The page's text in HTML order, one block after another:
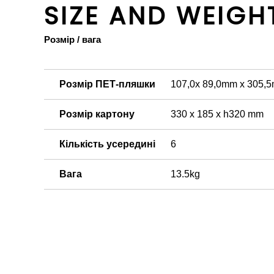
SIZE AND
Розмір / вага
Розмір ПЕТ-пляшки 107,0x 89,0mm x
Розмір картону 330 x 185 x h320 mm
Кількість усередині 6
Вага 13.5kg